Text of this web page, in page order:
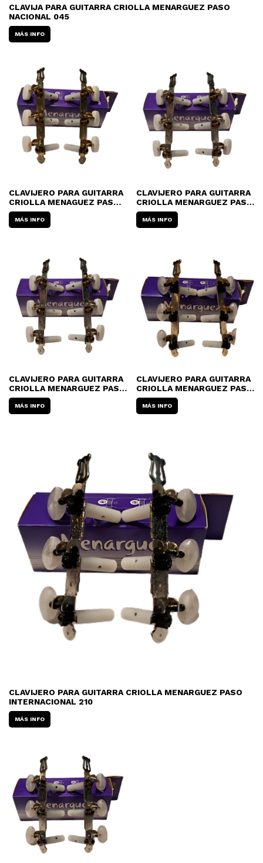
CLAVIJA PARA GUITARRA CRIOLLA MENARGUEZ PASO
NACIONAL 045
MÁS INFO
CLAVIJERO PARA GUITARRA
CRIOLLA MENAGUEZ PASO
NACIONAL 041
MÁS INFO
CLAVIJERO PARA GUITARRA
CRIOLLA MENARGUEZ PASO
NACIONAL 040
MÁS INFO
CLAVIJERO PARA GUITARRA
CRIOLLA MENARGUEZ PASO
NACIONAL 010
MÁS INFO
CLAVIJERO PARA GUITARRA
CRIOLLA MENARGUEZ PASO
INTERNACIONAL 212
MÁS INFO
CLAVIJERO PARA GUITARRA CRIOLLA MENARGUEZ PASO
INTERNACIONAL 210
MÁS INFO